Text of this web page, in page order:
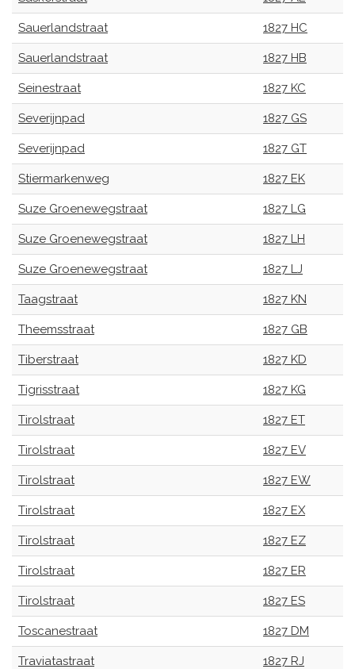
Sauerlandstraat 1827 HC
Sauerlandstraat 1827 HB
Seinestraat 1827 KC
Severijnpad 1827 GS
Severijnpad 1827 GT
Stiermarkenweg 1827 EK
Suze Groenewegstraat 1827 LG
Suze Groenewegstraat 1827 LH
Suze Groenewegstraat 1827 LJ
Taagstraat 1827 KN
Theemsstraat 1827 GB
Tiberstraat 1827 KD
Tigrisstraat 1827 KG
Tirolstraat 1827 ET
Tirolstraat 1827 EV
Tirolstraat 1827 EW
Tirolstraat 1827 EX
Tirolstraat 1827 EZ
Tirolstraat 1827 ER
Tirolstraat 1827 ES
Toscanestraat 1827 DM
Traviatastraat 1827 RJ